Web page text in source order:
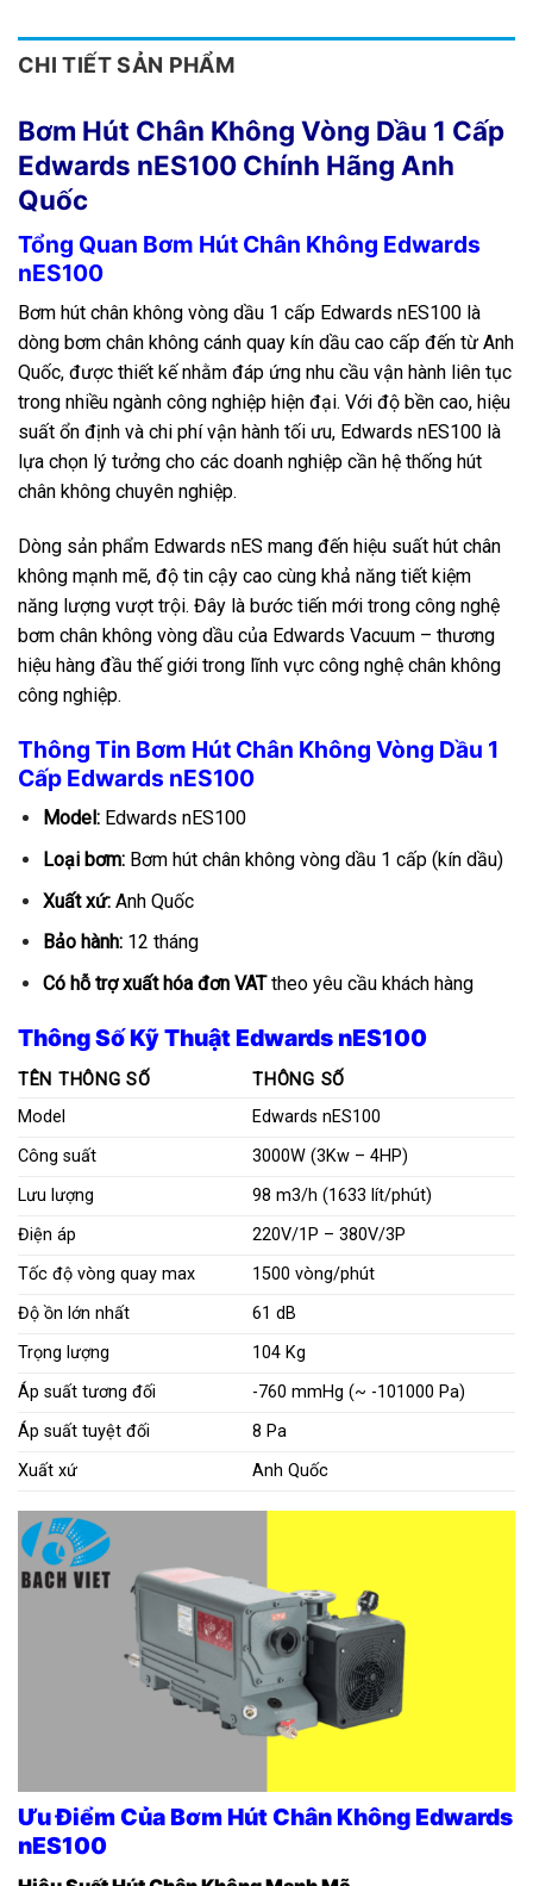
CHI TIẾT SẢN PHẨM
Bơm Hút Chân Không Vòng Dầu 1 Cấp
Edwards nES100 Chính Hãng Anh
Quốc
Tổng Quan Bơm Hút Chân Không Edwards
nES100
Bơm hút chân không vòng dầu 1 cấp Edwards nES100 là
dòng bơm chân không cánh quay kín dầu cao cấp đến từ Anh
Quốc, được thiết kế nhằm đáp ứng nhu cầu vận hành liên tục
trong nhiều ngành công nghiệp hiện đại. Với độ bền cao, hiệu
suất ổn định và chi phí vận hành tối ưu, Edwards nES100 là
lựa chọn lý tưởng cho các doanh nghiệp cần hệ thống hút
chân không chuyên nghiệp.
Dòng sản phẩm Edwards nES mang đến hiệu suất hút chân
không mạnh mẽ, độ tin cậy cao cùng khả năng tiết kiệm
năng lượng vượt trội. Đây là bước tiến mới trong công nghệ
bơm chân không vòng dầu của Edwards Vacuum – thương
hiệu hàng đầu thế giới trong lĩnh vực công nghệ chân không
công nghiệp.
Thông Tin Bơm Hút Chân Không Vòng Dầu 1
Cấp Edwards nES100
Model:Edwards nES100
Loại bơm:Bơm hút chân không vòng dầu 1 cấp (kín dầu)
Xuất xứ:Anh Quốc
Bảo hành:12 tháng
Có hỗ trợ xuất hóa đơn VATtheo yêu cầu khách hàng
Thông Số Kỹ Thuật Edwards nES100
TÊN THÔNG SỐ
THÔNG SỐ
Model
Edwards nES100
Công suất
3000W (3Kw – 4HP)
Lưu lượng
98 m3/h (1633 lít/phút)
Điện áp
220V/1P – 380V/3P
Tốc độ vòng quay max
1500 vòng/phút
Độ ồn lớn nhất
61 dB
Trọng lượng
104 Kg
Áp suất tương đối
-760 mmHg (~ -101000 Pa)
Áp suất tuyệt đối
8 Pa
Xuất xứ
Anh Quốc
Ưu Điểm Của Bơm Hút Chân Không Edwards
nES100